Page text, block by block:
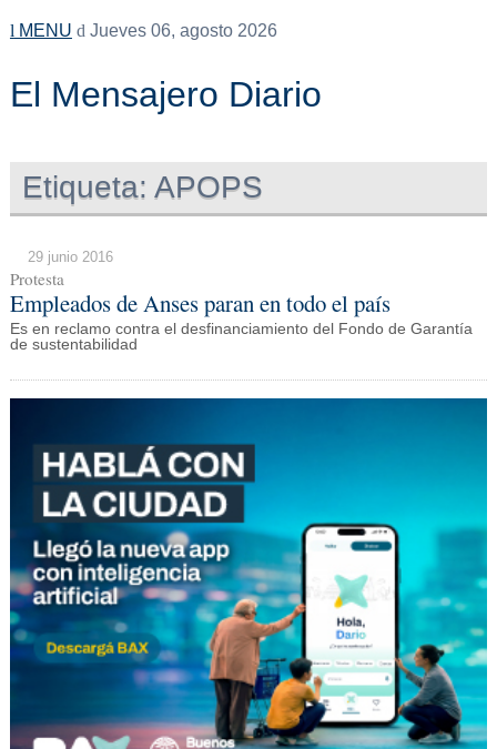
MENU Jueves 06, agosto 2026
El Mensajero Diario
Etiqueta: APOPS
29 junio 2016
Protesta
Empleados de Anses paran en todo el país
Es en reclamo contra el desfinanciamiento del Fondo de Garantía
de sustentabilidad